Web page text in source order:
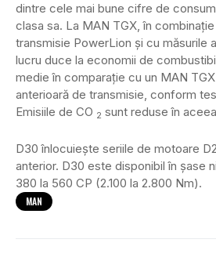
dintre cele mai bune cifre de
clasa sa. La MAN TGX, în
transmisie PowerLion și cu măsurile
lucru duce la economii de
medie în comparație cu un MAN
anterioară de transmisie, conform
Emisiile de CO 2 sunt reduse în
D30 înlocuiește seriile de motoare
anterior. D30 este disponibil în șase
380 la 560 CP (2.100 la 2.800 Nm).
MAN